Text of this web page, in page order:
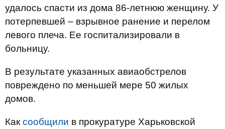
удалось спасти из дома 86-летнюю женщину. У
потерпевшей – взрывное ранение и перелом
левого плеча. Ее госпитализировали в
больницу.
В результате указанных авиаобстрелов
повреждено по меньшей мере 50 жилых
домов.
Как сообщили в прокуратуре Харьковской